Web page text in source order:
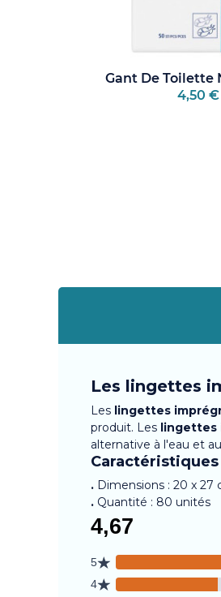
Gant De Toilette
4,50 €
Les lingettes
Les lingettes
produit. Les lingettes
alternative à l'eau et
. Dimensions : 20 x 27
. Quantité : 80 unités